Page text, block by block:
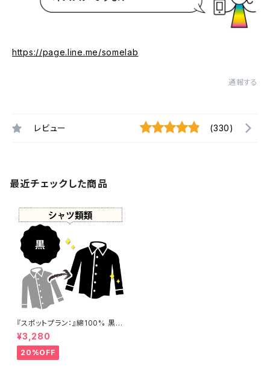
https://page.line.me/somelab
通報する
レビュー (330)
最近チェックした商品
『スポットプラン：』綿100% 黒染
め シャツ 【元色：白】 -染め直し
[漆黒 - Black]411-0186
¥3,280
20%OFF